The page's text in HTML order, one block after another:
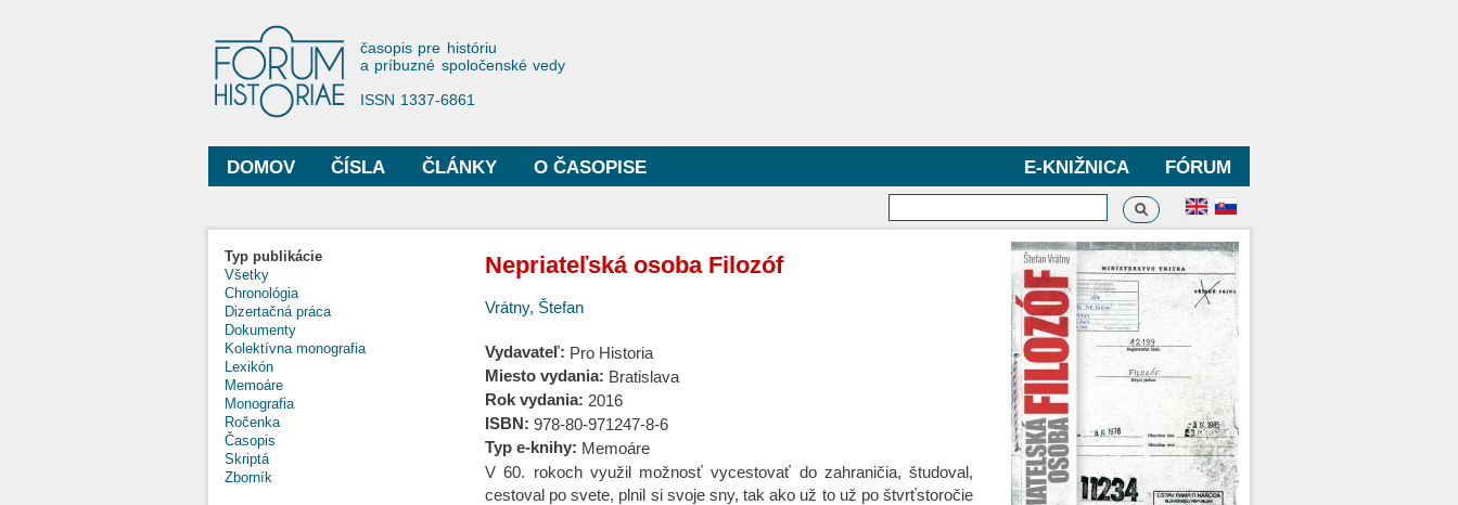
Forum Historiae
časopis pre históriu
a príbuzné spoločenské vedy
ISSN 1337-6861
Hlavné menu
DOMOV ČÍSLA ČLÁNKY FÓRUM
E-KNIŽNICA
O ČASOPISE
Vyhľadávanie
Vyhľadávanie
Typ publikácie
Všetky
Chronológia
Dizertačná práca
Dokumenty
Kolektívna monografia
Lexikón
Memoáre
Monografia
Ročenka
Časopis
Skriptá
Zborník
Nepriateľská osoba Filozóf
Vrátny, Štefan
Vydavateľ: Pro Historia
Miesto vydania: Bratislava
Rok vydania: 2016
ISBN: 978-80-971247-8-6
Typ e-knihy: Memoáre
V 60. rokoch využil možnosť vycestovať do zahraničia, študoval,
cestoval po svete, plnil si svoje sny, tak ako už to už po štvrťstoročie